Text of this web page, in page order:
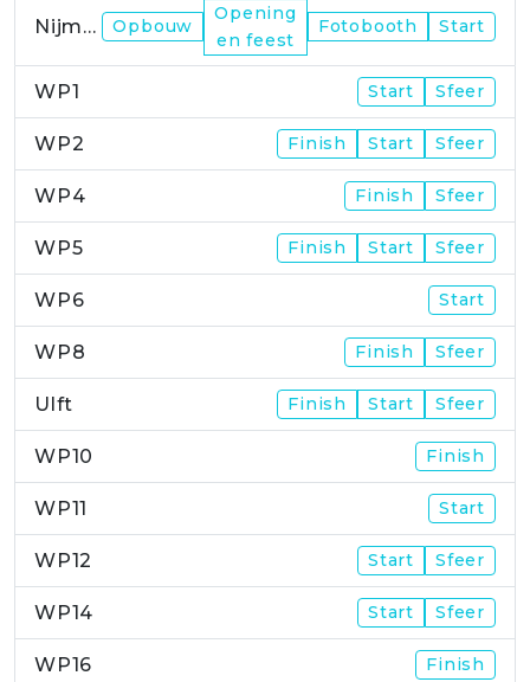
Nijmegen Opbouw
Opening
en feest
Fotobooth Start
WP1 Start Sfeer
WP2 Finish Start Sfeer
WP4 Finish Sfeer
WP5 Finish Start Sfeer
WP6 Start
WP8 Finish Sfeer
Ulft Finish Start Sfeer
WP10 Finish
WP11 Start
WP12 Start Sfeer
WP14 Start Sfeer
WP16 Finish